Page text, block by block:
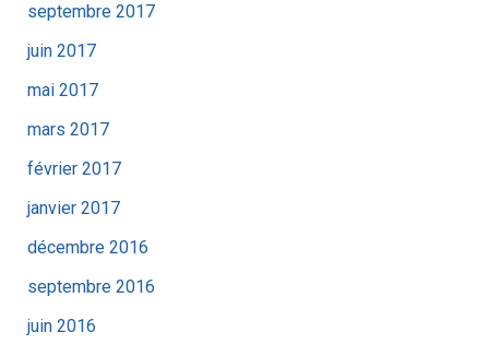
septembre 2017
juin 2017
mai 2017
mars 2017
février 2017
janvier 2017
décembre 2016
septembre 2016
juin 2016